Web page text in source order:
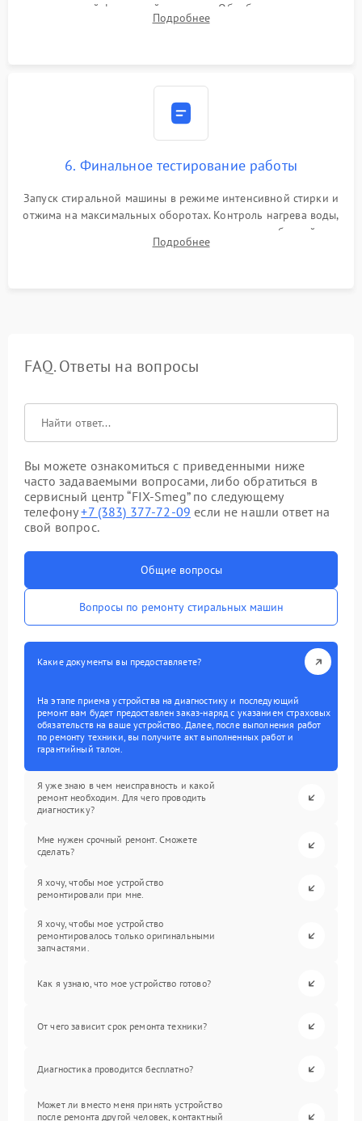
надежной фиксацией хомутами. Обработка стыков
герметиком для предотвращения возможных протечек воды.
Подробнее
6. Финальное тестирование работы
Запуск стиральной машины в режиме интенсивной стирки и
отжима на максимальных оборотах. Контроль нагрева воды,
корректности слива, отсутствия излишних вибраций,
посторонних стуков и протечек под корпусом.
Подробнее
FAQ. Ответы на вопросы
Вы можете ознакомиться с приведенными ниже
часто задаваемыми вопросами, либо обратиться в
сервисный центр “FIX-Smeg” по следующему
телефону+7 (383) 377-72-09 если не нашли ответ на
свой вопрос.
Общие вопросы
Вопросы по ремонту стиральных машин
Какие документы вы предоставляете?
На этапе приема устройства на диагностику и последующий
ремонт вам будет предоставлен заказ-наряд с указанием страховых
обязательств на ваше устройство. Далее, после выполнения работ
по ремонту техники, вы получите акт выполненных работ и
гарантийный талон.
Я уже знаю в чем неисправность и какой
ремонт необходим. Для чего проводить
диагностику?
Мне нужен срочный ремонт. Сможете
сделать?
Я хочу, чтобы мое устройство
ремонтировали при мне.
Я хочу, чтобы мое устройство
ремонтировалось только оригинальными
запчастями.
Как я узнаю, что мое устройство готово?
От чего зависит срок ремонта техники?
Диагностика проводится бесплатно?
Может ли вместо меня принять устройство
после ремонта другой человек, контактный